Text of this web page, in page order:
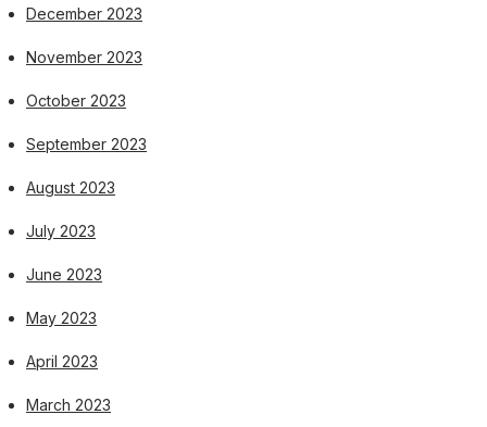
December 2023
November 2023
October 2023
September 2023
August 2023
July 2023
June 2023
May 2023
April 2023
March 2023